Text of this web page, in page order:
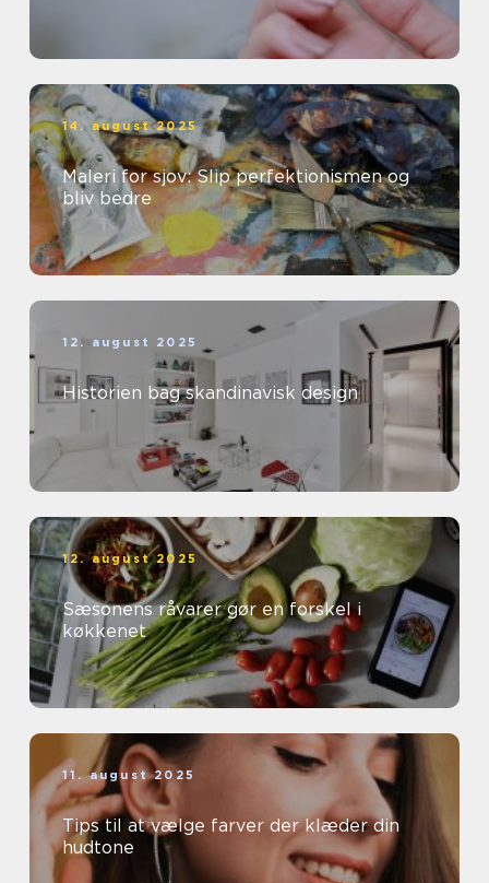
14. august 2025
Maleri for sjov: Slip perfektionismen og
bliv bedre
12. august 2025
Historien bag skandinavisk design
12. august 2025
Sæsonens råvarer gør en forskel i
køkkenet
11. august 2025
Tips til at vælge farver der klæder din
hudtone